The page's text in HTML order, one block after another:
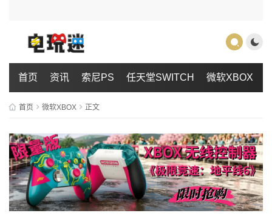
首页 资讯 索尼PS 任天堂SWITCH 微软XBOX
首页 微软XBOX 正文